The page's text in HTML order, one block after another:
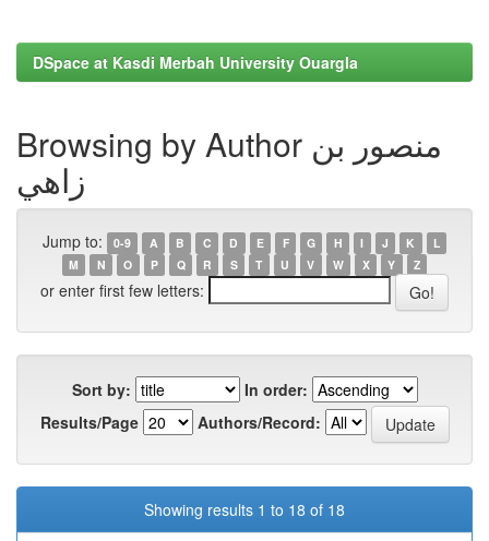
DSpace at Kasdi Merbah University Ouargla
Browsing by Author منصور بن
زاهي
Jump to: 0-9 A B C D E F G H I J K
L
M
N O P Q R S T U V W X Y Z
or enter first few letters:
Sort by:
In order:
Results/Page
Authors/Record:
Showing results 1 to 18 of 18